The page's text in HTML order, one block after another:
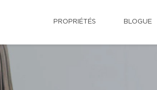
PROPRIÉTÉS BLOGUE